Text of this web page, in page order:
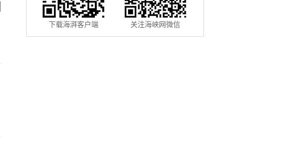
下载海湃客户端 关注海峡网微信